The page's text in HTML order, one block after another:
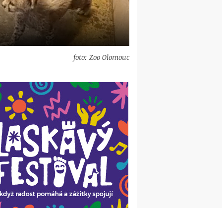
foto: Zoo Olomouc